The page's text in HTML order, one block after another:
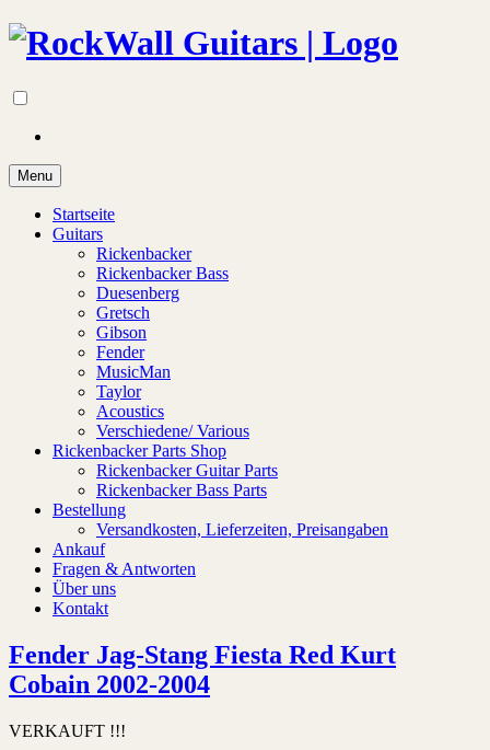
Menu
Startseite
Guitars
Rickenbacker
Rickenbacker Bass
Duesenberg
Gretsch
Gibson
Fender
MusicMan
Taylor
Acoustics
Verschiedene/ Various
Rickenbacker Parts Shop
Rickenbacker Guitar Parts
Rickenbacker Bass Parts
Bestellung
Versandkosten, Lieferzeiten, Preisangaben
Ankauf
Fragen & Antworten
Über uns
Kontakt
Fender Jag-Stang Fiesta Red Kurt
Cobain 2002-2004
VERKAUFT !!!